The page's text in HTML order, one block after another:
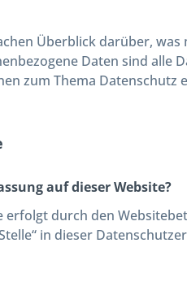
Überblick darüber,
Daten sind alle
zum Thema Datenschutz
auf dieser Website?
durch den
in dieser